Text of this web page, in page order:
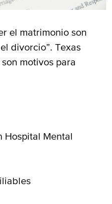
el matrimonio son
divorcio”. Texas
motivos para
Hospital Mental